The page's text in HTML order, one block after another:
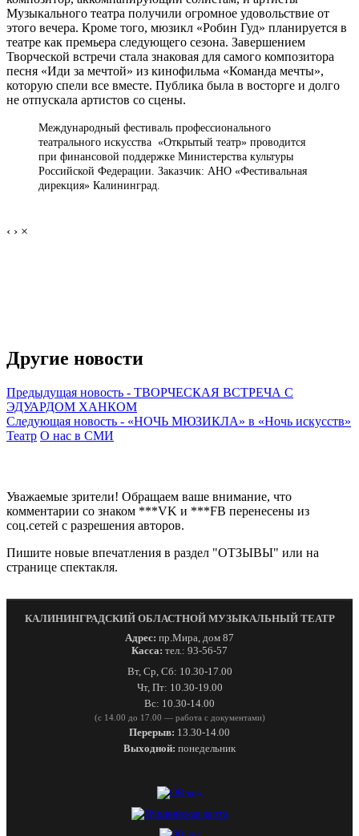
Музыкального театра получили огромное удовольствие от
этого вечера. Кроме того, мюзикл «Робин Гуд» планируется в
театре как премьера следующего сезона. Завершением
Творческой встречи стала знаковая для самого композитора
песня «Иди за мечтой» из кинофильма «Команда мечты»,
которую спели все вместе. Публика была в восторге и долго
не отпускала артистов со сцены.
Международный фестиваль профессионального
театрального искусства «Открытый театр» проводится
при финансовой поддержке Министерства культуры
Российской Федерации. Заказчик: АНО «Фестивальная
дирекция» Калининград.
‹ › ×
Другие новости
Предыдущая новость - ТВОРЧЕСКАЯ ВСТРЕЧА С
ЭДУАРДОМ ХАНКОМ
Следующая новость - «НОЧЬ МЮЗИКЛА» в «Ночь искусств»
Театр О нас в СМИ
Уважаемые зрители! Обращаем ваше внимание, что
комментарии со знаком ***VK и ***FB перенесены из
соц.сетей с разрешения авторов.
Пишите новые впечатления в раздел "ОТЗЫВЫ" или на
странице спектакля.
КАЛИНИНГРАДСКИЙ ОБЛАСТНОЙ МУЗЫКАЛЬНЫЙ ТЕАТР
Адрес: пр.Мира, дом 87
Касса: тел.: 93-56-57
Вт, Ср, Сб: 10.30-17.00
Чт, Пт: 10.30-19.00
Вс: 10.30-14.00
(с 14.00 до 17.00 — работа с документами)
Перерыв: 13.30-14.00
Выходной: понедельник